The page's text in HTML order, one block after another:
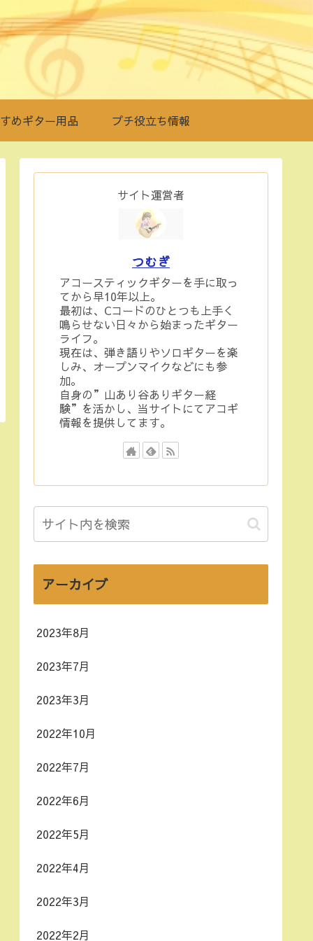
めギター用品 プチ役立ち情報
サイト運営者
つむぎ
アコースティックギターを手に取っ
てから早10年以上。
最初は、Cコードのひとつも上手く
鳴らせない日々から始まったギター
ライフ。
現在は、弾き語りやソロギターを楽
しみ、オープンマイクなどにも参
加。
自身の”山あり谷ありギター経
験”を活かし、当サイトにてアコギ
情報を提供してます。
アーカイブ
2023年8月
2023年7月
2023年3月
2022年10月
2022年7月
2022年6月
2022年5月
2022年4月
2022年3月
2022年2月